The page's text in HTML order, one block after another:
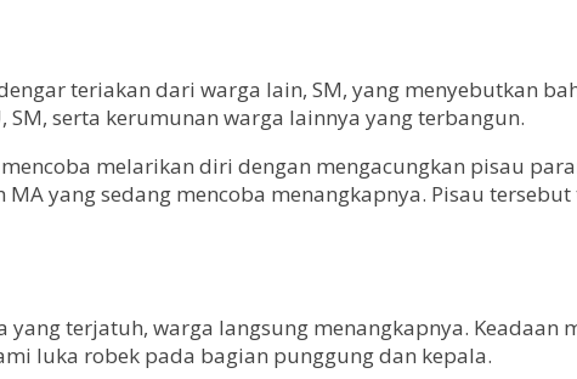
teriakan dari warga lain, SM, yang menyebutkan
serta kerumunan warga lainnya yang terbangun.
melarikan diri dengan mengacungkan pisau
yang sedang mencoba menangkapnya. Pisau
terjatuh, warga langsung menangkapnya.
luka robek pada bagian punggung dan kepala.